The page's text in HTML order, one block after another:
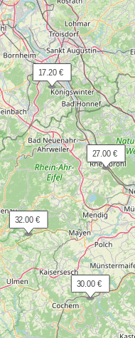
17.20 €
27.00 €
32.00 €
30.00 €